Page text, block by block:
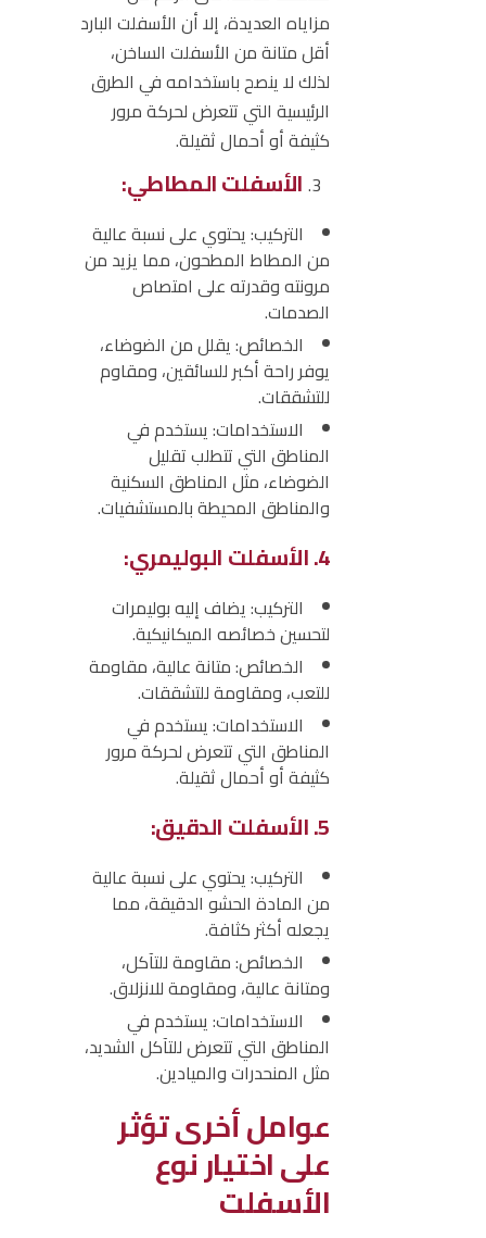
مزاياه العديدة، إلا أن الأسفلت البارد
أقل متانة من الأسفلت الساخن،
لذلك لا ينصح باستخدامه في الطرق
الرئيسية التي تتعرض لحركة مرور
كثيفة أو أحمال ثقيلة.
الأسفلت المطاطي:
التركيب: يحتوي على نسبة عالية
من المطاط المطحون، مما يزيد من
مرونته وقدرته على امتصاص
الصدمات.
الخصائص: يقلل من الضوضاء،
يوفر راحة أكبر للسائقين، ومقاوم
للتشققات.
الاستخدامات: يستخدم في
المناطق التي تتطلب تقليل
الضوضاء، مثل المناطق السكنية
والمناطق المحيطة بالمستشفيات.
4. الأسفلت البوليمري:
التركيب: يضاف إليه بوليمرات
لتحسين خصائصه الميكانيكية.
الخصائص:متانة عالية، مقاومة
للتعب، ومقاومة للتشققات.
الاستخدامات: يستخدم في
المناطق التي تتعرض لحركة مرور
كثيفة أو أحمال ثقيلة.
5. الأسفلت الدقيق:
التركيب: يحتوي على نسبة عالية
من المادة الحشو الدقيقة، مما
يجعله أكثر كثافة.
الخصائص:مقاومة للتآكل،
ومتانة عالية، ومقاومة للانزلاق.
الاستخدامات: يستخدم في
المناطق التي تتعرض للتآكل الشديد،
مثل المنحدرات والميادين.
عوامل أخرى تؤثر
على اختيار نوع
الأسفلت